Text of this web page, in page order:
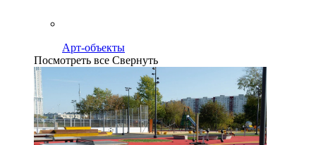
Арт-объекты
Посмотреть все Свернуть